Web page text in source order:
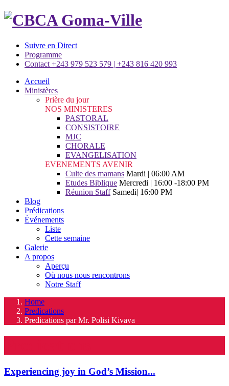
Suivre en Direct
Programme
Contact +243 979 523 579 | +243 816 420 993
Accueil
Ministères
Prière du jour
NOS MINISTERES
PASTORAL
CONSISTOIRE
MJC
CHORALE
EVANGELISATION
EVENEMENTS AVENIR
Culte des mamans Mardi | 06:00 AM
Etudes Biblique Mercredi | 16:00 -18:00 PM
Réunion Staff Samedi| 16:00 PM
Blog
Prédications
Événements
Liste
Cette semaine
Galerie
A propos
Aperçu
Où nous nous rencontrons
Notre Staff
Home
Predications
Predications par Mr. Polisi Kivava
Experiencing joy in God’s Mission...